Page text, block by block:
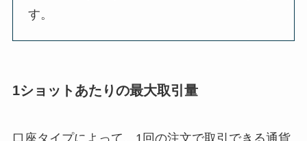
す。
1ショットあたりの最大取引量
口座タイプによって、1回の注文で取引できる通貨